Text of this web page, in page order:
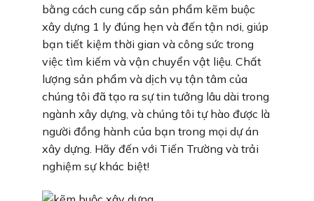
bằng cách cung cấp sản phẩm kẽm buộc
xây dựng 1 ly đúng hẹn và đến tận nơi, giúp
bạn tiết kiệm thời gian và công sức trong
việc tìm kiếm và vận chuyển vật liệu. Chất
lượng sản phẩm và dịch vụ tận tâm của
chúng tôi đã tạo ra sự tin tưởng lâu dài trong
ngành xây dựng, và chúng tôi tự hào được là
người đồng hành của bạn trong mọi dự án
xây dựng. Hãy đến với Tiến Trường và trải
nghiệm sự khác biệt!